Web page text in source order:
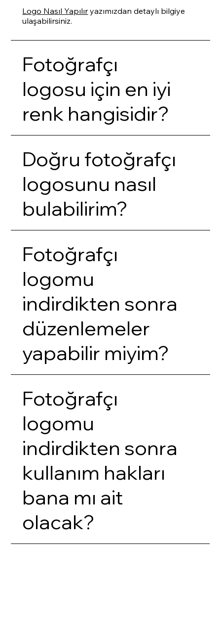
Logo Nasıl Yapılıryazımızdan detaylı bilgiye
ulaşabilirsiniz.
Fotoğrafçı
logosu için en iyi
renk hangisidir?
Doğru fotoğrafçı
logosunu nasıl
bulabilirim?
Fotoğrafçı
logomu
indirdikten sonra
düzenlemeler
yapabilir miyim?
Fotoğrafçı
logomu
indirdikten sonra
kullanım hakları
bana mı ait
olacak?